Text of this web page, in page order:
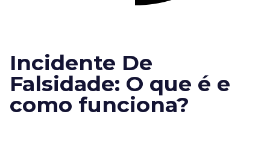
Incidente De
Falsidade: O que é e
como funciona?